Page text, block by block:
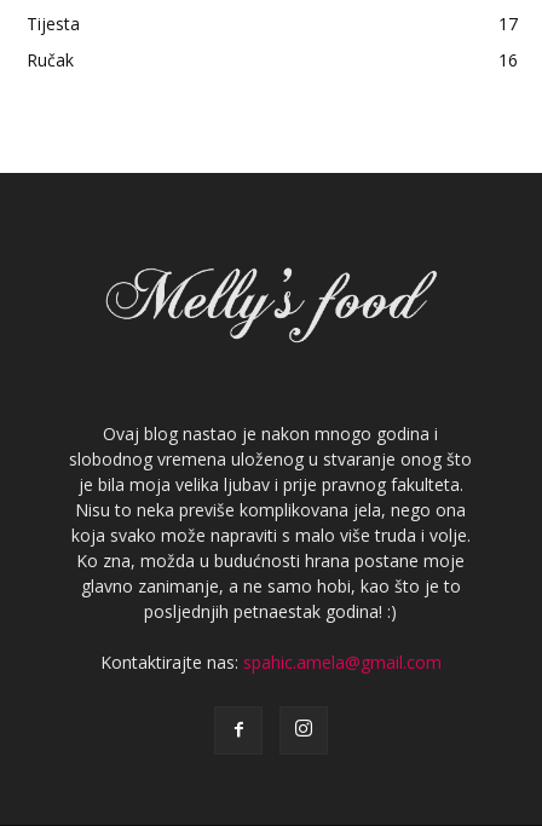
Tijesta
17
Ručak
16
Ovaj blog nastao je nakon mnogo godina i
slobodnog vremena uloženog u stvaranje onog što
je bila moja velika ljubav i prije pravnog fakulteta.
Nisu to neka previše komplikovana jela, nego ona
koja svako može napraviti s malo više truda i volje.
Ko zna, možda u budućnosti hrana postane moje
glavno zanimanje, a ne samo hobi, kao što je to
posljednjih petnaestak godina! :)
Kontaktirajte nas: spahic.amela@gmail.com